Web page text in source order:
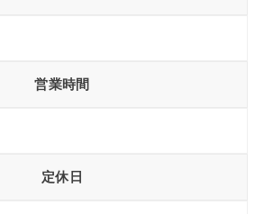
営業時間
定休日